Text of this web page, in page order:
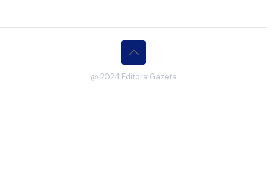
@ 2024 Editora Gazeta